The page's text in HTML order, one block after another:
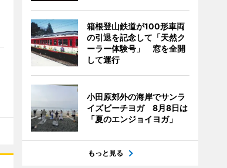
箱根登山鉄道が100形車両
の引退を記念して「天然ク
ーラー体験号」 窓を全開
して運行
小田原郊外の海岸でサンラ
イズビーチヨガ 8月8日は
「夏のエンジョイヨガ」
もっと見る